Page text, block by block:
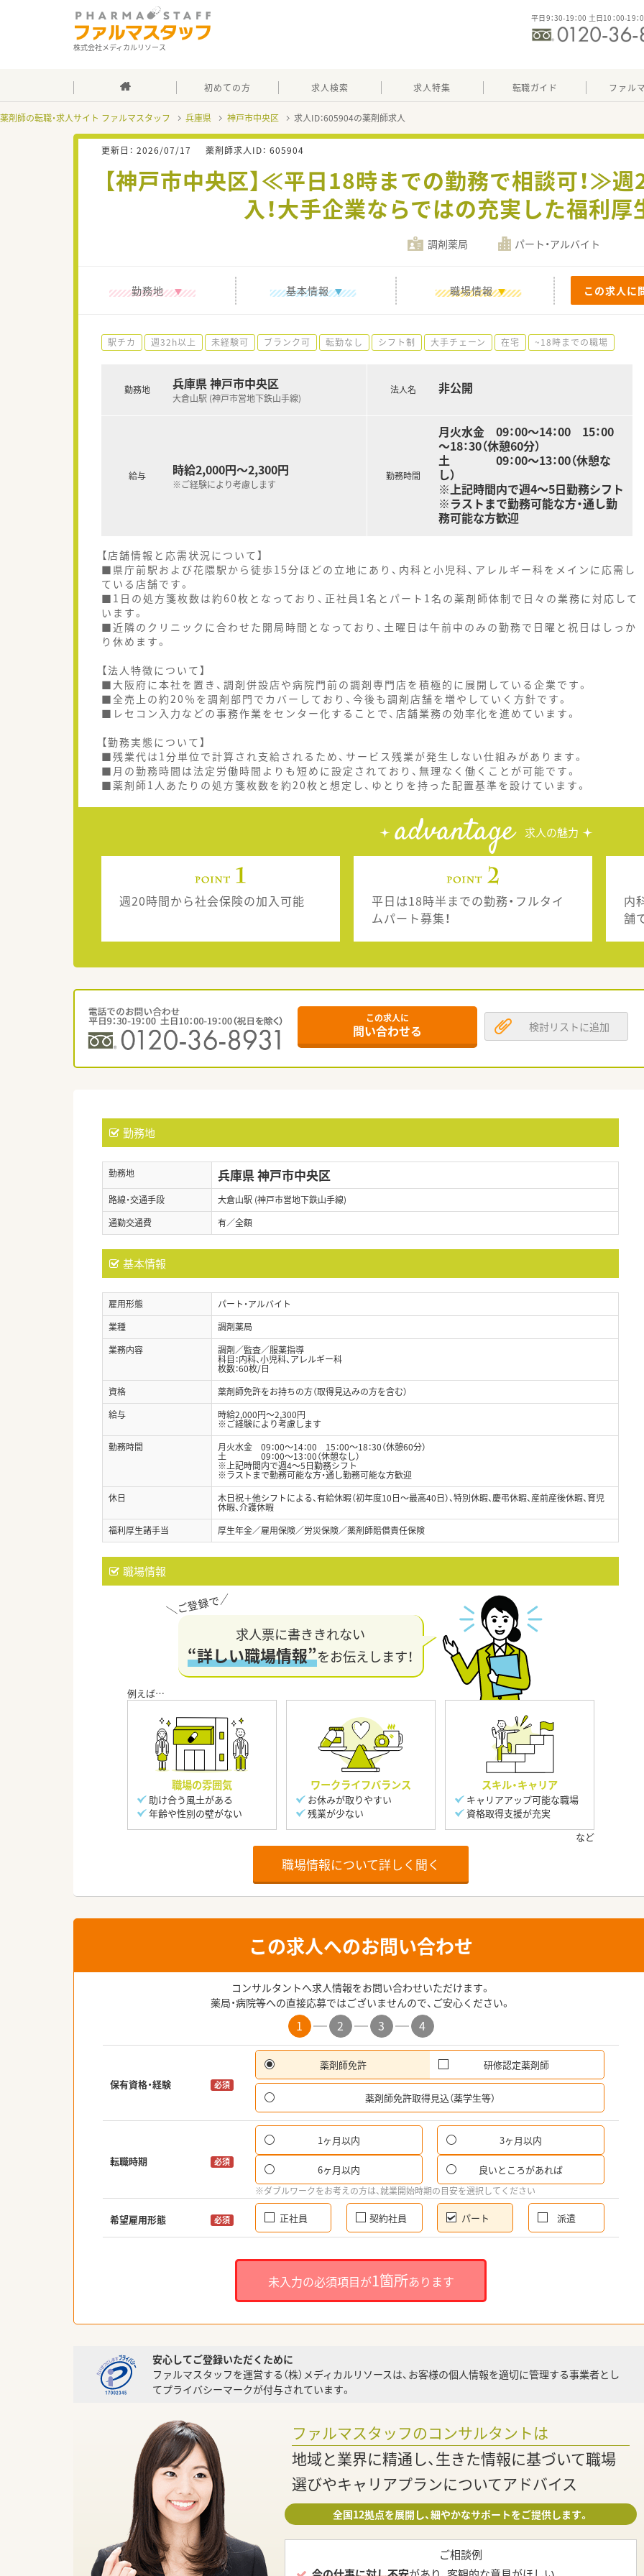
株式会社メディカルリソース
平日9：30-19：00 土日10：00-19：
初めての方 求人検索 求人特集 転職ガイド ファル
薬剤師の転職・求人サイト ファルマスタッフ 兵庫県 神戸市中央区 求人ID：605904の薬剤師求人
更新日： 2026/07/17 薬剤師求人ID： 605904
【神戸市中央区】≪平日18時までの勤務で相談可！≫
入！大手企業ならではの充実した福利
調剤薬局 パート・アルバイト
勤務地 基本情報 職場情報 この求人に
駅チカ 週32h以上 未経験可 ブランク可 転勤なし シフト制 大手チェーン 在宅 ~18時までの職場
勤務地 兵庫県 神戸市中央区
大倉山駅 (神戸市営地下鉄山手線)
給与 時給2,000円～2,300円
※ご経験により考慮します
法人名 非公開
勤務時間
月火水金 09：00～14：00 15：00
～18：30（休憩60分）
土 09：00～13：00（休憩な
し）
※上記時間内で週4～5日勤務シフト
※ラストまで勤務可能な方・通し勤
務可能な方歓迎
【店舗情報と応需状況について】
■県庁前駅および花隈駅から徒歩15分ほどの立地にあり、内科と小児科、アレルギー科をメインに応需し
ている店舗です。
■1日の処方箋枚数は約60枚となっており、正社員1名とパート1名の薬剤師体制で日々の業務に対応して
います。
■近隣のクリニックに合わせた開局時間となっており、土曜日は午前中のみの勤務で日曜と祝日はしっか
り休めます。
【法人特徴について】
■大阪府に本社を置き、調剤併設店や病院門前の調剤専門店を積極的に展開している企業です。
■全売上の約20％を調剤部門でカバーしており、今後も調剤店舗を増やしていく方針です。
■レセコン入力などの事務作業をセンター化することで、店舗業務の効率化を進めています。
【勤務実態について】
■残業代は1分単位で計算され支給されるため、サービス残業が発生しない仕組みがあります。
■月の勤務時間は法定労働時間よりも短めに設定されており、無理なく働くことが可能です。
■薬剤師1人あたりの処方箋枚数を約20枚と想定し、ゆとりを持った配置基準を設けています。
advantage 求人の魅力
週20時間から社会保険の加入可能
平日は18時半までの勤務・フルタイ
ムパート募集！
内
舗
この求人に
問い合わせる 検討リストに追加
勤務地
勤務地 兵庫県 神戸市中央区
路線・交通手段
大倉山駅 (神戸市営地下鉄山手線)
通勤交通費
有／全額
基本情報
雇用形態
パート・アルバイト
業種
調剤薬局
業務内容
調剤／監査／服薬指導
科目：内科、小児科、アレルギー科
枚数：60枚/日
資格
薬剤師免許をお持ちの方（取得見込みの方を含む）
給与
時給2,000円～2,300円
※ご経験により考慮します
勤務時間
月火水金 09：00～14：00 15：00～18：30（休憩60分）
土 09：00～13：00（休憩なし）
※上記時間内で週4～5日勤務シフト
※ラストまで勤務可能な方・通し勤務可能な方歓迎
休日
木日祝＋他シフトによる、有給休暇（初年度10日～最高40日）、特別休暇、慶弔休暇、産前産後休暇、育児
休暇、介護休暇
福利厚生諸手当
厚生年金／雇用保険／労災保険／薬剤師賠償責任保険
職場情報
求人票に書ききれない
“詳しい職場情報”をお伝えします！
職場の雰囲気
助け合う風土がある
年齢や性別の壁がない
ワークライフバランス
お休みが取りやすい
残業が少ない
スキル・キャリア
キャリアアップ可能な職場
資格取得支援が充実
職場情報について詳しく聞く
この求人へのお問い合わせ
コンサルタントへ求人情報をお問い合わせいただけます。
薬局・病院等への直接応募ではございませんので、ご安心ください。
1 2 3 4
保有資格・経験 必須
薬剤師免許 研修認定薬剤師
薬剤師免許取得見込（薬学生等）
転職時期 必須
1ヶ月以内 3ヶ月以内
6ヶ月以内 良いところがあれば
※ダブルワークをお考えの方は、就業開始時期の目安を選択してください
希望雇用形態 必須 正社員 契約社員 パート 派遣
未入力の必須項目が1箇所あります
安心してご登録いただくために
ファルマスタッフを運営する（株）メディカルリソースは、お客様の個人情報を適切に管理する事業者とし
てプライバシーマークが付与されています。
ファルマスタッフのコンサルタントは
地域と業界に精通し、生きた情報に基づいて職場
選びやキャリアプランについてアドバイス
全国12拠点を展開し、細やかなサポートをご提供します。
ご相談例